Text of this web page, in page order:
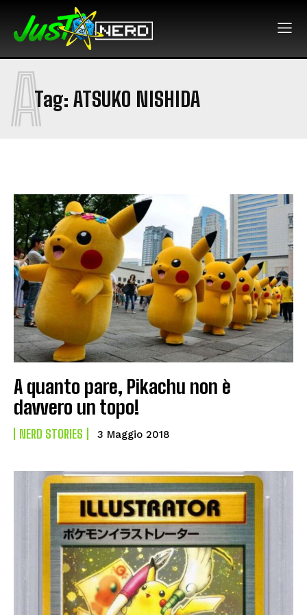
Tag: ATSUKO NISHIDA
A
A quanto pare, Pikachu non è
davvero un topo!
NERD STORIES 3 Maggio 2018